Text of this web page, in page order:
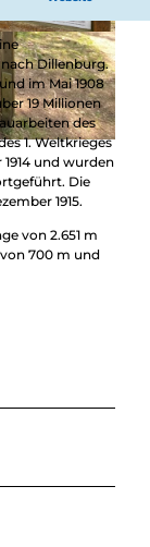
|CC-BY
Dillenburg.
im Mai 1908
19 Millionen
des
1. Weltkrieges
und wurden
Die
1915.
von 2.651 m
700 m und